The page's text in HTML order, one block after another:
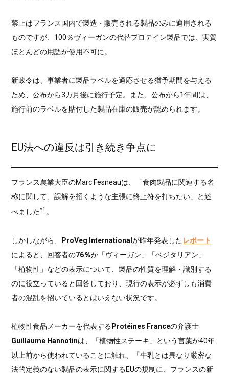
禁止はフランス国内で製造・販売される製品のみに適用される
ものですが、100％ヴィーガンの代替プロテイン製品では、実質
ほとんどの用語が使用不可に。
新政令は、事業者に製品ラベルを適応させる猶予期間を与える
ため、公布から3カ月後に施行予定。また、公布から1年間は、
施行前のラベルを貼付した製品在庫の販売が認められます。
EU法への違反は引き続き争点に
フランス農業大臣のMarc Fesneauは、「食肉製品に関連する名
称に関して、誤解を招くような主張に終止符を打ちたい」と述
べました*1 。
しかしながら、 ProVeg Internationalが昨年発表したレポート
によると、回答者の76％が「ヴィーガン」「ベジタリアン」
「植物性」などの表示について、製品の性質を理解・識別する
のに役立っていると回答しており、現行の表示が必ずしも消費
者の混乱を招いているとはいえない状況です。
植物性食品メーカーを代表する Protéines Franceの弁護士
Guillaume Hannotinは、「植物性ステーキ」という言葉が40年
以上前から使われていることに触れ、「牛乳とは異なり厳密な
法的定義のない製品の表示に関するEUの規制に、フランスの新